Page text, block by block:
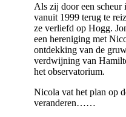
Als zij door een
vanuit 1999 terug te
ze verliefd op Hogg.
een hereniging met
ontdekking van de
verdwijning van
het observatorium.
Nicola vat het plan op
veranderen……